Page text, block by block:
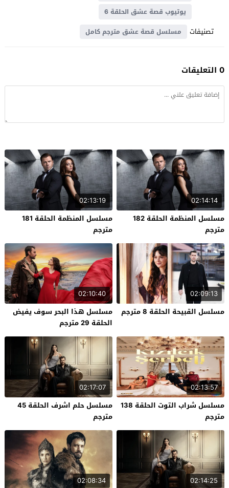
يوتيوب قصة عشق الحلقة 6
تصنيفات مسلسل قصة عشق مترجم كامل
0 التعليقات
02:14:14
مسلسل المنظمة الحلقة 182
مترجم
02:13:19
مسلسل المنظمة الحلقة 181
مترجم
02:09:13
مسلسل القبيحة الحلقة 8 مترجم
02:10:40
مسلسل هذا البحر سوف يفيض
الحلقة 29 مترجم
02:13:57
مسلسل شراب التوت الحلقة 138
مترجم
02:17:07
مسلسل حلم اشرف الحلقة 45
مترجم
02:14:25
02:08:34